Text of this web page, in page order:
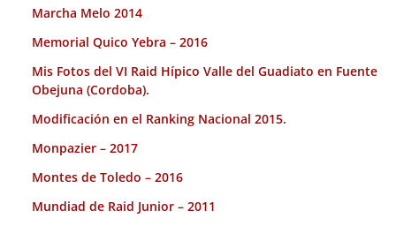
Marcha Melo 2014
Memorial Quico Yebra – 2016
Mis Fotos del VI Raid Hípico Valle del Guadiato en Fuente
Obejuna (Cordoba).
Modificación en el Ranking Nacional 2015.
Monpazier – 2017
Montes de Toledo – 2016
Mundiad de Raid Junior – 2011